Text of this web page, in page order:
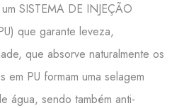
SISTEMA DE INJEÇÃO
que garante leveza,
que absorve naturalmente os
em PU formam uma selagem
água, sendo também anti-